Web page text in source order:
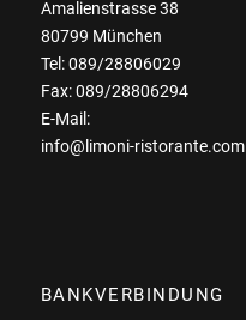
Amalienstrasse 38
80799 München
Tel: 089/28806029
Fax: 089/28806294
E-Mail:
info@limoni-ristorante.com
BANKVERBINDUNG